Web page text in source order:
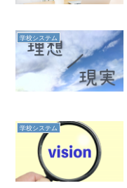
学校システム
学校システム